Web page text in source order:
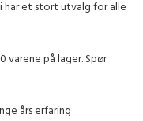
har et stort utvalg for alle
varene på lager. Spør
års erfaring